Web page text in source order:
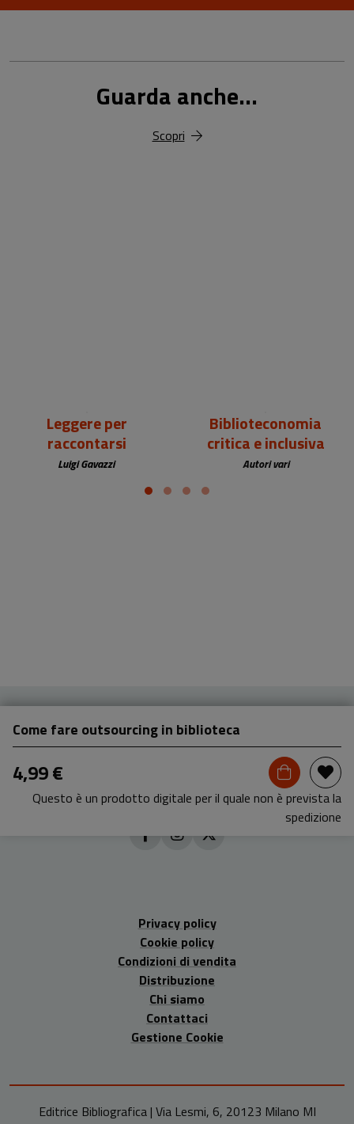
Guarda anche...
Scopri
Leggere per
raccontarsi
Luigi Gavazzi
Biblioteconomia
critica e inclusiva
Autori vari
Come fare outsourcing in biblioteca
4,99 €
Questo è un prodotto digitale per il quale non è prevista la
spedizione
Privacy policy
Cookie policy
Condizioni di vendita
Distribuzione
Chi siamo
Contattaci
Gestione Cookie
Editrice Bibliografica | Via Lesmi, 6, 20123 Milano MI